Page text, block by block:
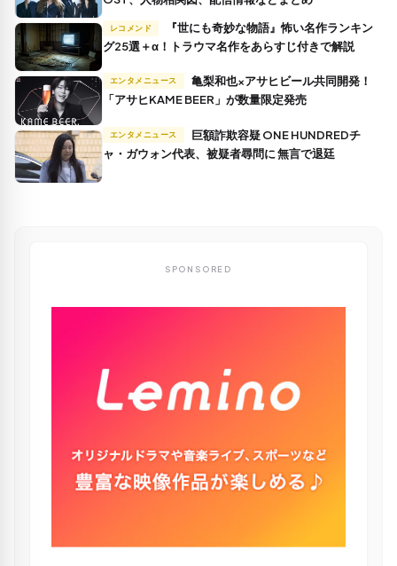
レコメンド
グ25選＋α！トラウマ名作をあらすじ付きで解説
エンタメニュース
「アサヒKAME BEER」が数量限定発売
エンタメニュース
ャ・ガウォン代表、被疑者尋問に 無言で退廷
SPONSORED